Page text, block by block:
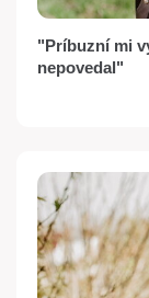
"Príbuzní mi
nepovedal"